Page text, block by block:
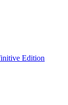
Edition